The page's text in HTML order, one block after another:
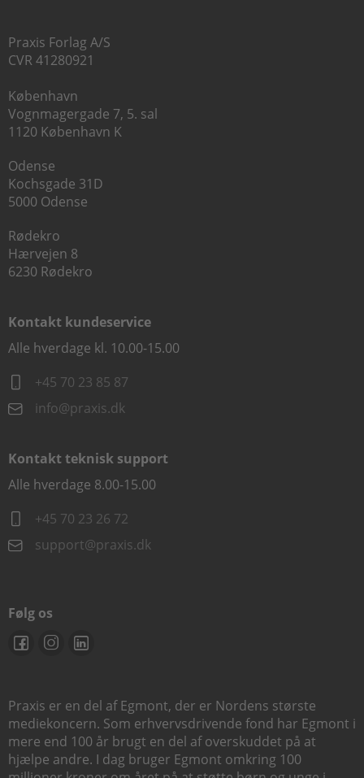
Praxis Forlag A/S
CVR 41280921
København
Vognmagergade 7, 5. sal
1120 København K
Odense
Kochsgade 31D
5000 Odense
Rødekro
Hærvejen 8
6230 Rødekro
Kontakt kundeservice
Alle hverdage kl. 10.00-15.00
+45 70 23 85 87
info@praxis.dk
Kontakt teknisk support
Alle hverdage 8.00-15.00
+45 70 23 26 72
support@praxis.dk
Følg os
Praxis er en del af Egmont, der er Nordens største
mediekoncern. Som erhvervsdrivende fond har Egmont i
mere end 100 år brugt en del af overskuddet på at
hjælpe andre. I dag bruger Egmont omkring 100